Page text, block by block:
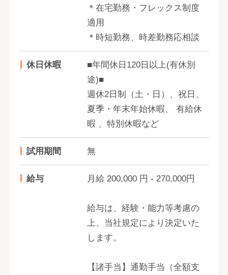
＊在宅勤務・フレックス制度
適用
＊時短勤務、時差勤務応相談
休日休暇
■年間休日120日以上(有休別
途)■
週休2日制（土・日）、祝日、
夏季・年末年始休暇、 有給休
暇 、特別休暇など
試用期間 無
給与 月給 200,000 円 - 270,000円
給与は、経験・能力等考慮の
上、当社規定により決定いた
します。
【諸手当】通勤手当（全額支